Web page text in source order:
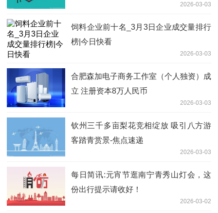
2026-03-03
饲料企业前十名_3月3日企业成交量排行
榜|今日快看
2026-03-03
合肥森加电子商务工作室（个人独资）成
立 注册资本8万人民币
2026-03-03
钦州三千多亩梨花竞相绽放 吸引八方游
客踏青赏景-焦点速递
2026-03-03
每日简讯:元宵节逛南宁青秀山灯会，这
份出行提示请收好！
2026-03-02